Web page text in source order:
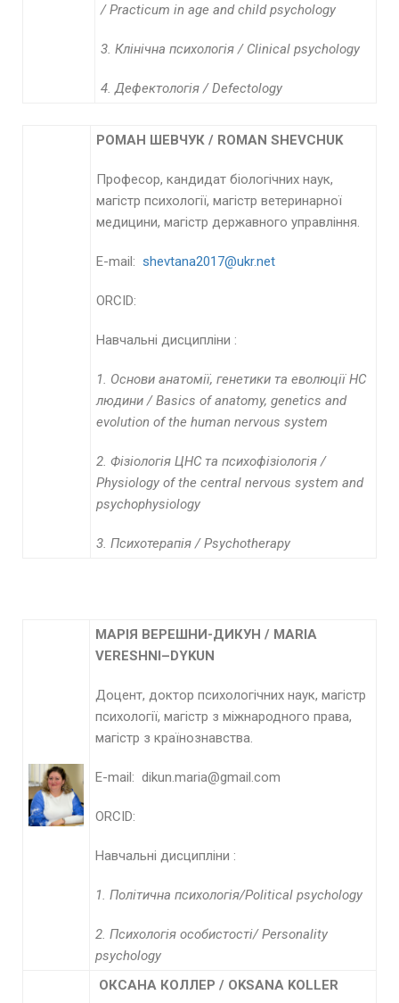
/Practicum in age and child psychology
3. Клінічна психологія / Clinical psychology
4.Дефектологія /Defectology
РОМАН ШЕВЧУК / ROMAN SHEVCHUK
Професор, кандидат біологічних наук,
магістр психології, магістр ветеринарної
медицини, магістр державного управління.
E-mail: shevtana2017@ukr.net
ORCID:
Навчальні дисципліни :
1. Основи анатомії, генетики та еволюції НС
людини /Basics of anatomy, genetics and
evolution of the human nervous system
2. Фізіологія ЦНС та психофізіологія /
Physiology of the central nervous system and
psychophysiology
3. Психотерапія /Psychotherapy
МАРІЯ ВЕРЕШНИ-ДИКУН / MARIA
VERESHNI–DYKUN
Доцент, доктор психологічних наук, магістр
психології, магістр з міжнародного права,
магістр з країнознавства.
E-mail: dikun.maria@gmail.com
ORCID:
Навчальні дисципліни :
1. Політична психологія/Political psychology
2. Психологія особистості/Personality
psychology
ОКСАНА КОЛЛЕР / OKSANA KOLLER